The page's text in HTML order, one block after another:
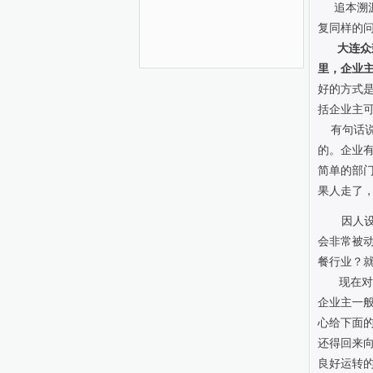
追本溯
复同样的问
大连
里，企业
好的方式
括企业主
有句话说
的。企业
简单的部
果人走了
因人
会非常被
餐行业？
现在
企业主一
心给下面
还得回来
良好运转